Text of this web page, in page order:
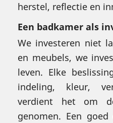
herstel, reflectie en
Een badkamer als
We investeren niet
en meubels, we
leven. Elke
indeling, kleur,
verdient het om
genomen. Een